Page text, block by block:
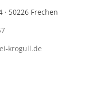
50226 Frechen
krogull.de